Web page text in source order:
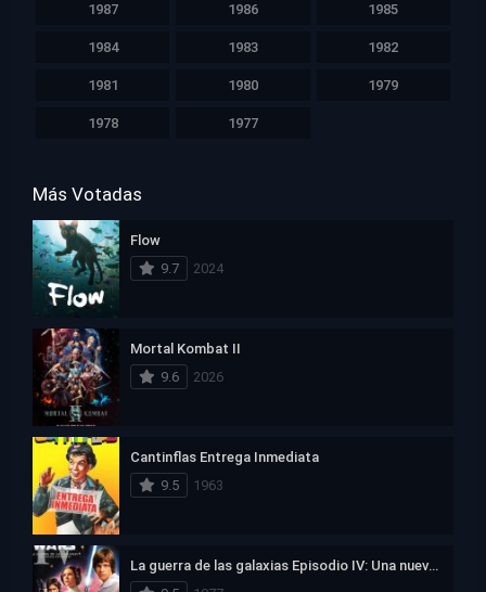
1987 1986 1985
1984 1983 1982
1981 1980 1979
1978 1977
Más Votadas
Flow
9.7
2024
Mortal Kombat II
9.6
2026
Cantinflas Entrega Inmediata
9.5
1963
La guerra de las galaxias Episodio IV: Una nueva esperanza